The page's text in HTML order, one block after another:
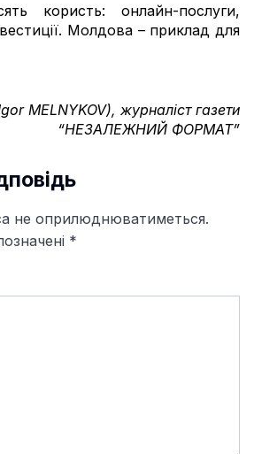
користь: онлайн-послуги,
Молдова – приклад для
MELNYKOV), журналіст газети
“НЕЗАЛЕЖНИЙ ФОРМАТ”
не оприлюднюватиметься.
*